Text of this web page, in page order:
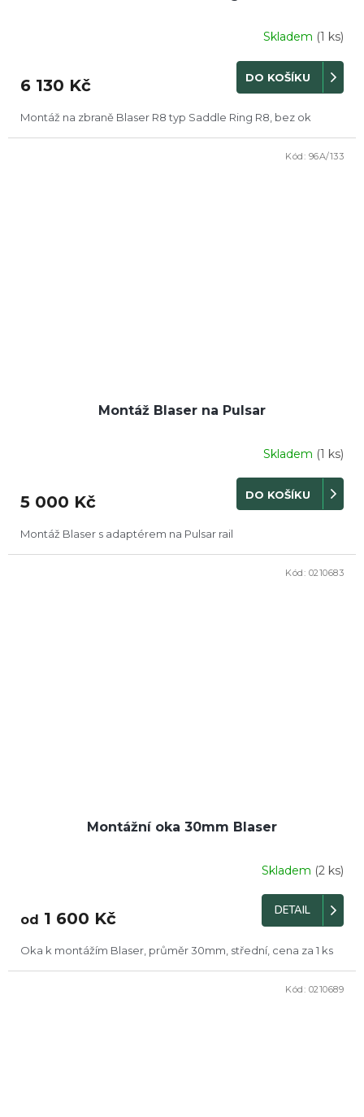
Skladem (1 ks)
6 130 Kč DO KOŠÍKU
Montáž na zbraně Blaser R8 typ Saddle Ring R8, bez ok
Montáž Blaser na Pulsar
Skladem (1 ks)
5 000 Kč DO KOŠÍKU
Montáž Blaser s adaptérem na Pulsar rail
Kód: 96A/133
Montážní oka 30mm Blaser
Skladem (2 ks)
od 1 600 Kč DETAIL
Oka k montážím Blaser, průměr 30mm, střední, cena za 1 ks
Kód: 0210683
Kód: 0210689